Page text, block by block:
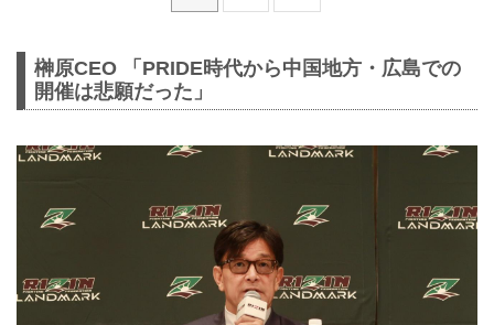
榊原CEO 「PRIDE時代から中国地方・広島での
開催は悲願だった」